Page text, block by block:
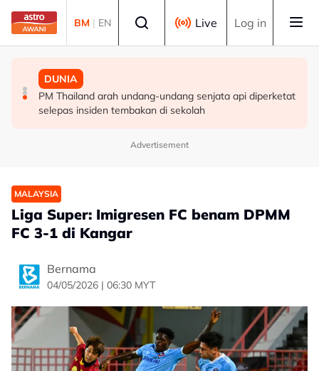
Skip to main content
BM | EN Live Log in
MALAYSIA
Berita tempatan pilihan sepanjang hari ini
MALAYSIA
Pengacara, ahli perniagaan ditahan bantu siasatan
audio siar sentuh isu sensitiviti agama
DUNIA
PM Thailand arah undang-undang senjata api diperketat
selepas insiden tembakan di sekolah
Advertisement
MALAYSIA
Liga Super: Imigresen FC benam DPMM
FC 3-1 di Kangar
Bernama
04/05/2026 | 06:30 MYT